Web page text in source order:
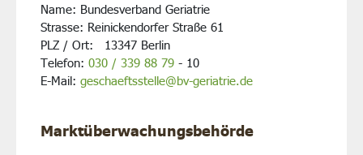
Name: Bundesverband Geriatrie
Strasse: Reinickendorfer Straße 61
PLZ / Ort: 13347 Berlin
Telefon: 030 / 339 88 79 - 10
E-Mail: geschaeftsstelle@bv-geriatrie.de
Marktüberwachungsbehörde